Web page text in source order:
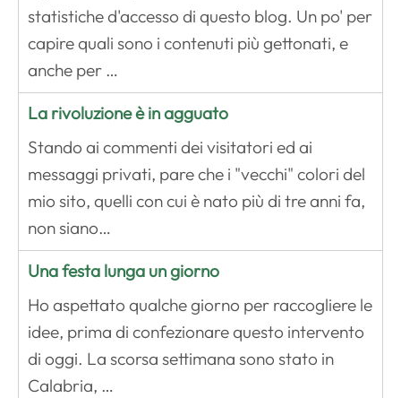
statistiche d'accesso di questo blog. Un po' per
capire quali sono i contenuti più gettonati, e
anche per …
La rivoluzione è in agguato
Stando ai commenti dei visitatori ed ai
messaggi privati, pare che i "vecchi" colori del
mio sito, quelli con cui è nato più di tre anni fa,
non siano…
Una festa lunga un giorno
Ho aspettato qualche giorno per raccogliere le
idee, prima di confezionare questo intervento
di oggi. La scorsa settimana sono stato in
Calabria, …